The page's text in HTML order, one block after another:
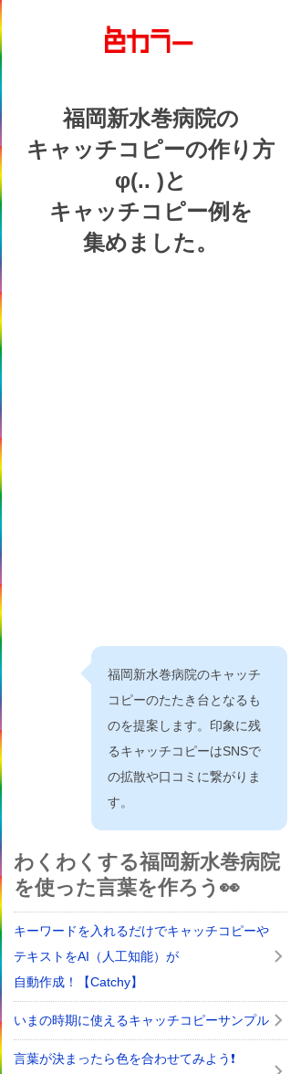
福岡新水巻病院の
キャッチコピーの作り方
φ(.. )と
キャッチコピー例を
集めました。
福岡新水巻病院のキャッチ
コピーのたたき台となるも
のを提案します。印象に残
るキャッチコピーはSNSで
の拡散や口コミに繋がりま
す。
わくわくする福岡新水巻病院
を使った言葉を作ろう👀
キーワードを入れるだけでキャッチコピーや
テキストをAI（人工知能）が
自動作成！【Catchy】
いまの時期に使えるキャッチコピーサンプル
言葉が決まったら色を合わせてみよう❗